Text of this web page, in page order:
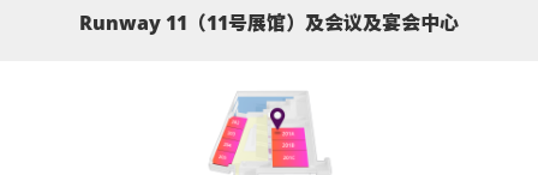
Runway 11（11号展馆）及会议及宴会中心